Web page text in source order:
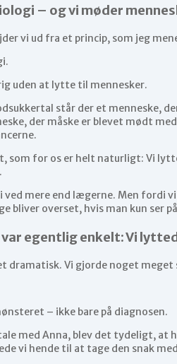
– og vi møder
vi ud fra et princip, som jeg
uden at lytte til mennesker.
står der et menneske,
der måske er blevet mødt
som for os er helt naturligt: Vi
ved mere end lægerne. Men fordi
bliver overset, hvis man kun ser
egentlig enkelt: Vi
dramatisk. Vi gjorde noget meget
– ikke bare på diagnosen.
med Anna, blev det tydeligt, at
vi hende til at tage den snak